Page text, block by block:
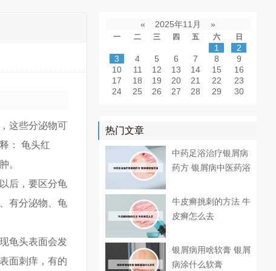
这些分泌物可
： 龟头红
。
后，要区分龟
有分泌物、龟
龟头表面会发
面刺痒，有的
« 2025年11月 »
一 二 三 四 五 六 日
1
2
3
4 5 6 7 8
9
10
11 12 13 14 15
16
17
18 19 20 21 22
23
24
25 26 27 28 29 30
热门文章
中药足浴治疗银屑病
药方 银屑病中医药浴
牛皮癣挑刺的方法 牛
皮癣怎么去
银屑病用啥软膏 银屑
病涂什么软膏